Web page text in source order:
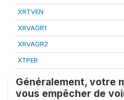
XRTVEN
XRVAGR1
XRVAGR2
XTPER
Généralement, votre
vous empêcher de